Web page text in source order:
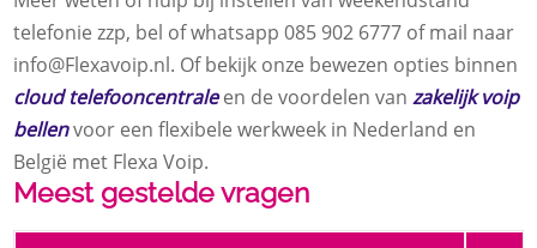
telefonie zzp, bel of whatsapp 085 902 6777 of mail naar
info@Flexavoip.​nl.​ Of bekijk onze bewezen opties binnen
cloud telefooncentraleen de voordelen vanzakelijk voip
bellenvoor een flexibele werkweek in Nederland en
België met Flexa Voip.​
Meest gestelde vragen